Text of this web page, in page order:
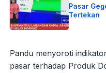
Pasar
Tertekan
Pandu menyoroti
pasar terhadap Produk